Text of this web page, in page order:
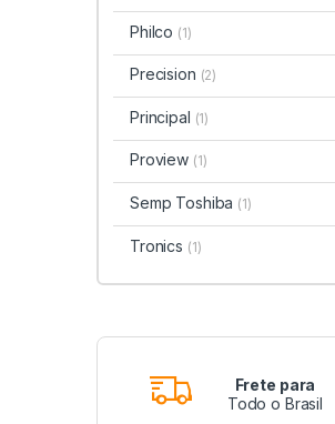
Philco (1)
Precision (2)
Principal (1)
Proview (1)
Semp Toshiba (1)
Tronics (1)
Frete para
Todo o Brasil